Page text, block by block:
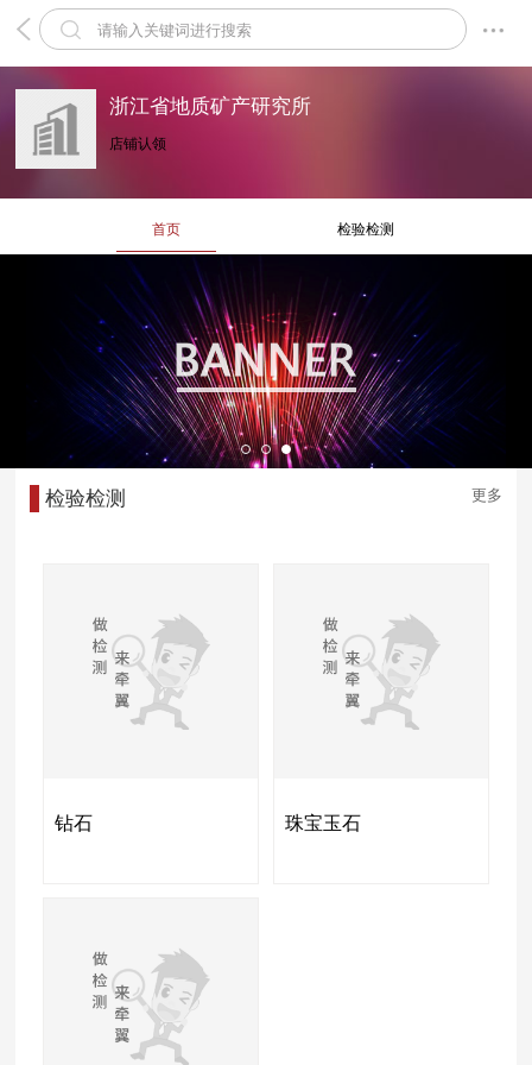
浙江省地质矿产研究所
店铺认领
首页 检验检测
检验检测 更多
钻石 珠宝玉石